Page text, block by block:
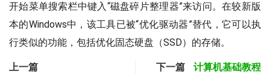
开始菜单搜索栏中键入“磁盘碎片整理器”来访问。在较新版
本的Windows中，该工具已被“优化驱动器”替代，它可以执
行类似的功能，包括优化固态硬盘（SSD）的存储。
上一篇
下一篇 计算机基础教程